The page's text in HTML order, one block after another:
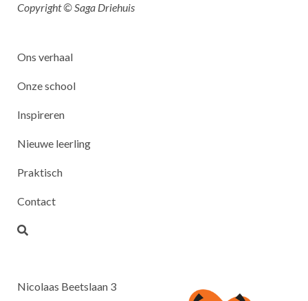
Copyright © Saga Driehuis
Ons verhaal
Onze school
Inspireren
Nieuwe leerling
Praktisch
Contact
Nicolaas Beetslaan 3